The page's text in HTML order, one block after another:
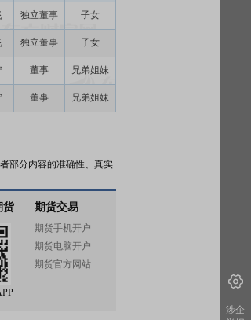
独立董事
子女
独立董事
子女
董事
兄弟姐妹
董事 兄弟姐妹
部分内容的准确性、真实
货 期货交易
期货手机开户
期货电脑开户
期货官方网站
涉企